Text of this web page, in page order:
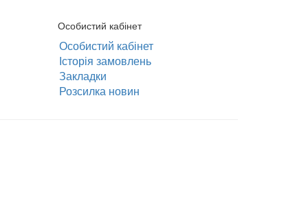
Особистий кабінет
Особистий кабінет
Історія замовлень
Закладки
Розсилка новин